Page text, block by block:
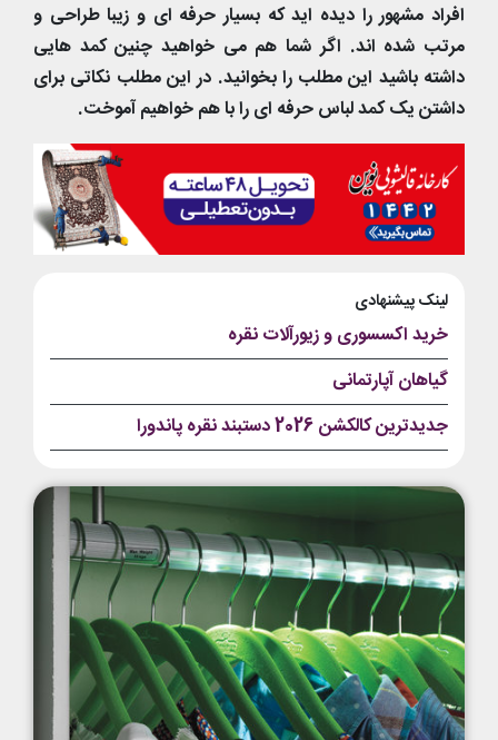
افراد مشهور را دیده اید که بسیار حرفه ای و زیبا طراحی و
مرتب شده اند. اگر شما هم می خواهید چنین کمد هایی
داشته باشید این مطلب را بخوانید. در این مطلب نکاتی برای
داشتن یک کمد لباس حرفه ای را با هم خواهیم آموخت.
لینک پیشنهادی
خرید اکسسوری و زیورآلات نقره
گیاهان آپارتمانی
جدیدترین کالکشن 2026 دستبند نقره پاندورا